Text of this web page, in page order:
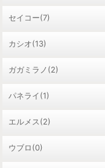
セイコー(7)
カシオ(13)
ガガミラノ(2)
パネライ(1)
エルメス(2)
ウブロ(0)